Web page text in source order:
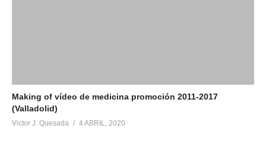
Making of vídeo de medicina promoción 2011-2017
(Valladolid)
Victor J. Quesada 4 ABRIL, 2020